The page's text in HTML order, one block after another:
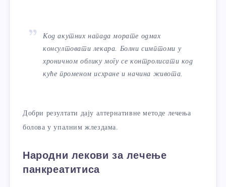
Код акутних напада морате одмах
консултовати лекара. Болни симптоми у
хроничном облику могу се контролисати код
куће променом исхране и начина живота.
Добри резултати дају алтернативне методе лечења
болова у упалним жлездама.
Народни лекови за лечење
панкреатитиса